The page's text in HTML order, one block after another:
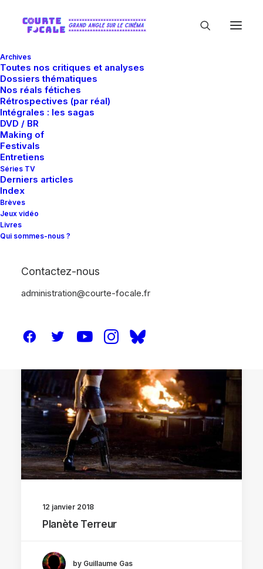
Archives
Toutes nos critiques et analyses
Dossiers thématiques
Nos réals fétiches
Rétrospectives (par réal)
Intégrales : les sagas
DVD / BR
Making of
Festivals
Entretiens
Séries TV
Derniers articles
Index
Brèves
Jeux vidéo
Livres
Qui sommes-nous ?
Contactez-nous
administration@courte-focale.fr
12 janvier 2018
Planète Terreur
by Guillaume Gas